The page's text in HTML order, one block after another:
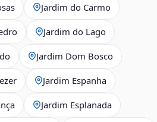
Jardim do Carmo
Jardim do Lago
Jardim Dom Bosco
Jardim Espanha
Jardim Esplanada